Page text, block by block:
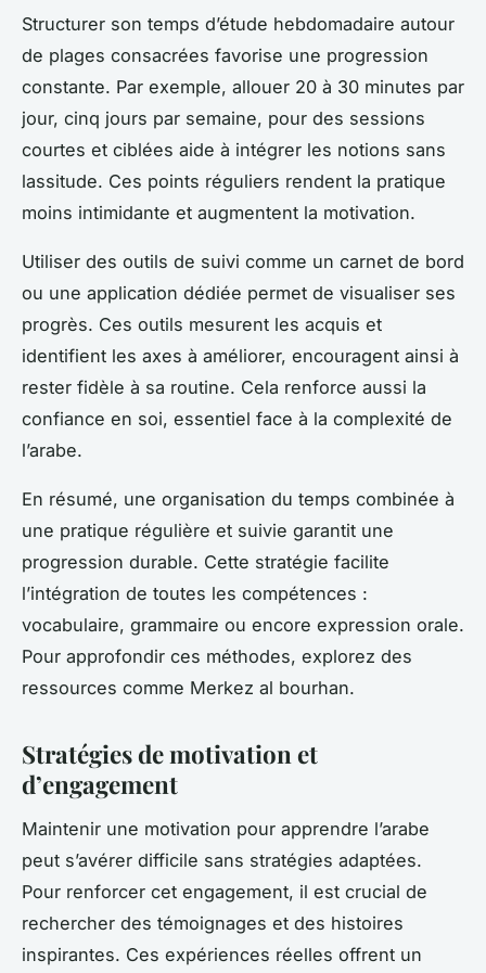
Structurer son temps d’étude hebdomadaire autour
de plages consacrées favorise une progression
constante. Par exemple, allouer 20 à 30 minutes par
jour, cinq jours par semaine, pour des sessions
courtes et ciblées aide à intégrer les notions sans
lassitude. Ces points réguliers rendent la pratique
moins intimidante et augmentent la motivation.
Utiliser des outils de suivi comme un carnet de bord
ou une application dédiée permet de visualiser ses
progrès. Ces outils mesurent les acquis et
identifient les axes à améliorer, encouragent ainsi à
rester fidèle à sa routine. Cela renforce aussi la
confiance en soi, essentiel face à la complexité de
l’arabe.
En résumé, une organisation du temps combinée à
une pratique régulière et suivie garantit une
progression durable. Cette stratégie facilite
l’intégration de toutes les compétences :
vocabulaire, grammaire ou encore expression orale.
Pour approfondir ces méthodes, explorez des
ressources comme Merkez al bourhan.
Stratégies de motivation et
d’engagement
Maintenir une motivation pour apprendre l’arabe
peut s’avérer difficile sans stratégies adaptées.
Pour renforcer cet engagement, il est crucial de
rechercher des témoignages et des histoires
inspirantes. Ces expériences réelles offrent un